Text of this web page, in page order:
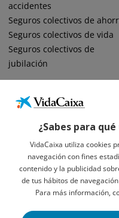
¿Sabes para
VidaCaixa utiliza cookies
navegación con fines
contenido y la publicidad
de tus hábitos de
Para más información,
accidentes
Seguros colectivos de
Seguros colectivos de vida
Seguros colectivos de
jubilación
Informació Legal Sobre
Avís Legal
Privacidad